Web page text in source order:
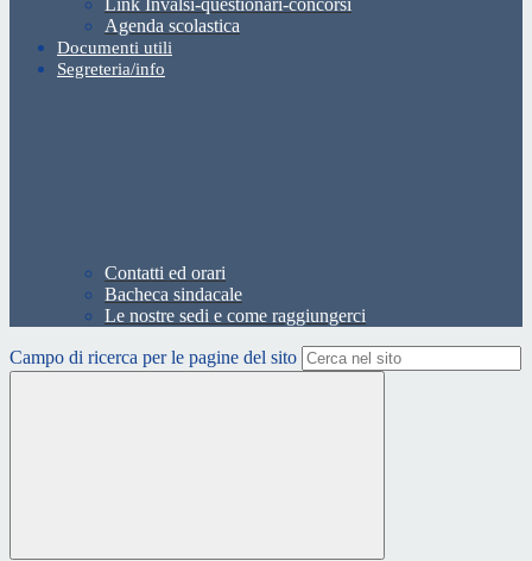
Link Invalsi-questionari-concorsi
Agenda scolastica
Documenti utili
Segreteria/info
Contatti ed orari
Bacheca sindacale
Le nostre sedi e come raggiungerci
Campo di ricerca per le pagine del sito